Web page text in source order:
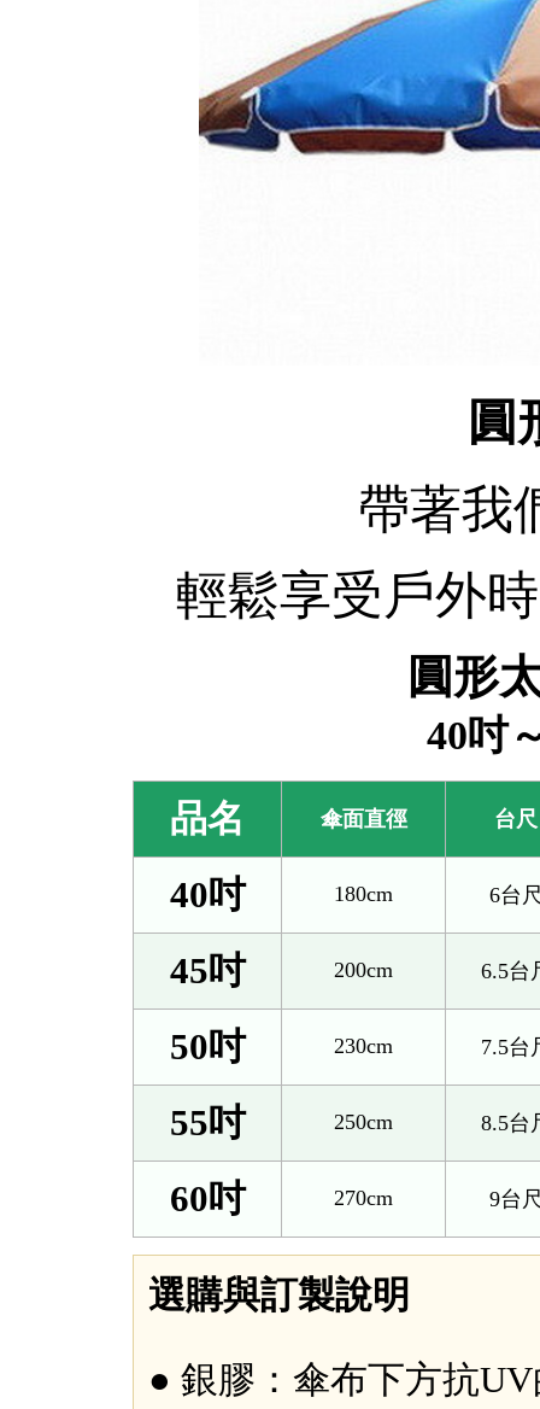
圓
帶著我
輕鬆享受戶外
圓形
40吋
品名 傘面直徑 台尺
40吋 180cm 6台
45吋 200cm 6.5台
50吋 230cm 7.5台
55吋 250cm 8.5台
60吋 270cm 9台
選購與訂製說明
● 銀膠：傘布下方抗